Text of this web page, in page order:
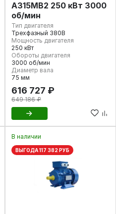
А315MВ2 250 кВт 3000
об/мин
Тип двигателя
Трехфазный 380В
Мощность двигателя
250 кВт
Обороты двигателя
3000 об/мин
Диаметр вала
75 мм
616 727 ₽
649 186 ₽
В наличии
ВЫГОДА 117 382 РУБ